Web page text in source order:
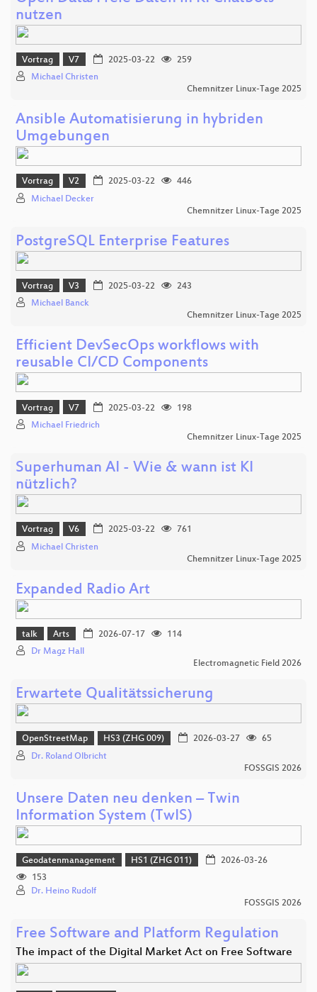
nutzen
Vortrag V7 2025-03-22
259
Michael Christen
Chemnitzer Linux-Tage 2025
Ansible Automatisierung in hybriden
Umgebungen
Vortrag V2 2025-03-22
446
Michael Decker
Chemnitzer Linux-Tage 2025
PostgreSQL Enterprise Features
Vortrag V3 2025-03-22
243
Michael Banck
Chemnitzer Linux-Tage 2025
Efficient DevSecOps workflows with
reusable CI/CD Components
Vortrag V7 2025-03-22
198
Michael Friedrich
Chemnitzer Linux-Tage 2025
Superhuman AI - Wie & wann ist KI
nützlich?
Vortrag V6 2025-03-22
761
Michael Christen
Chemnitzer Linux-Tage 2025
Expanded Radio Art
talk Arts 2026-07-17
114
Dr Magz Hall
Electromagnetic Field 2026
Erwartete Qualitätssicherung
OpenStreetMap HS3 (ZHG 009) 2026-03-27
65
Dr. Roland Olbricht
FOSSGIS 2026
Unsere Daten neu denken – Twin
Information System (TwIS)
Geodatenmanagement HS1 (ZHG 011)
2026-03-26
153
Dr. Heino Rudolf
FOSSGIS 2026
Free Software and Platform Regulation
The impact of the Digital Market Act on Free Software